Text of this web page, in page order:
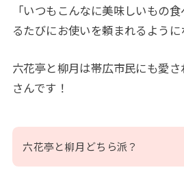
「いつもこんなに美味しいもの
るたびにお使いを頼まれるように
六花亭と柳月は帯広市民にも愛
さんです！
六花亭と柳月どちら派？